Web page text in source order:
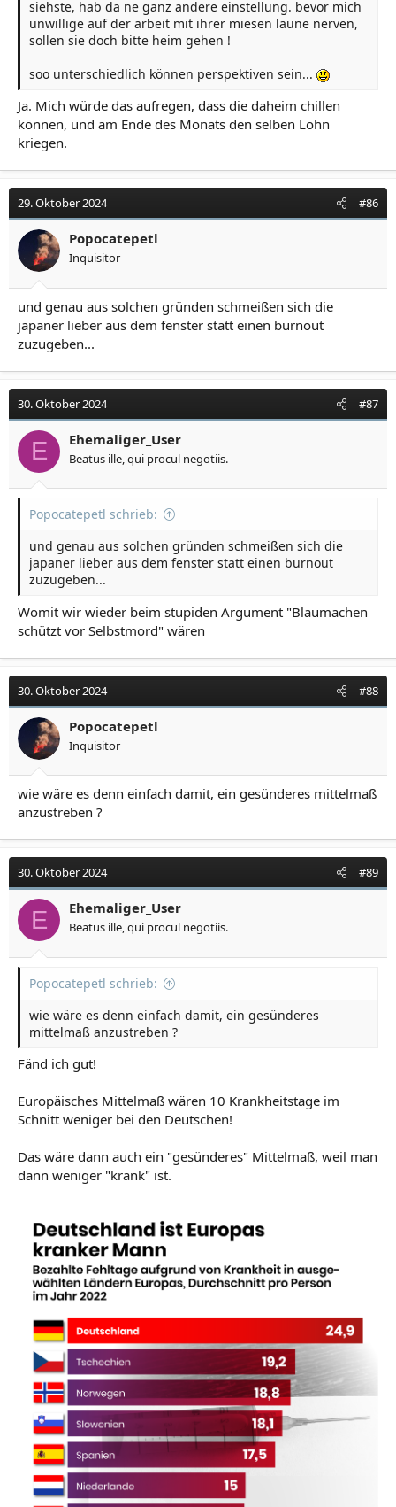
siehste, hab da ne ganz andere einstellung. bevor mich
unwillige auf der arbeit mit ihrer miesen laune nerven,
sollen sie doch bitte heim gehen !
soo unterschiedlich können perspektiven sein...
Ja. Mich würde das aufregen, dass die daheim chillen
können, und am Ende des Monats den selben Lohn
kriegen.
29. Oktober 2024 #86
Popocatepetl
Inquisitor
und genau aus solchen gründen schmeißen sich die
japaner lieber aus dem fenster statt einen burnout
zuzugeben...
30. Oktober 2024 #87
E Ehemaliger_User
Beatus ille, qui procul negotiis.
Popocatepetl schrieb:
und genau aus solchen gründen schmeißen sich die
japaner lieber aus dem fenster statt einen burnout
zuzugeben...
Womit wir wieder beim stupiden Argument "Blaumachen
schützt vor Selbstmord" wären
30. Oktober 2024 #88
Popocatepetl
Inquisitor
wie wäre es denn einfach damit, ein gesünderes mittelmaß
anzustreben ?
30. Oktober 2024 #89
E Ehemaliger_User
Beatus ille, qui procul negotiis.
Popocatepetl schrieb:
wie wäre es denn einfach damit, ein gesünderes
mittelmaß anzustreben ?
Fänd ich gut!
Europäisches Mittelmaß wären 10 Krankheitstage im
Schnitt weniger bei den Deutschen!
Das wäre dann auch ein "gesünderes" Mittelmaß, weil man
dann weniger "krank" ist.